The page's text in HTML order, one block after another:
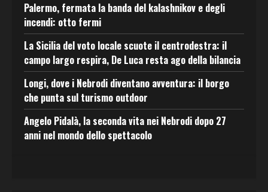
Palermo, fermata la banda del kalashnikov e degli
incendi: otto fermi
La Sicilia del voto locale scuote il centrodestra: il
campo largo respira, De Luca resta ago della bilancia
Longi, dove i Nebrodi diventano avventura: il borgo
che punta sul turismo outdoor
Angelo Pidalà, la seconda vita nei Nebrodi dopo 27
anni nel mondo dello spettacolo